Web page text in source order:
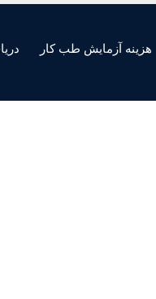
هزینه آزمایش طب کار